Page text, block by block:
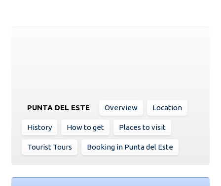
PUNTA DEL ESTE Overview Location
History How to get Places to visit
Tourist Tours Booking in Punta del Este